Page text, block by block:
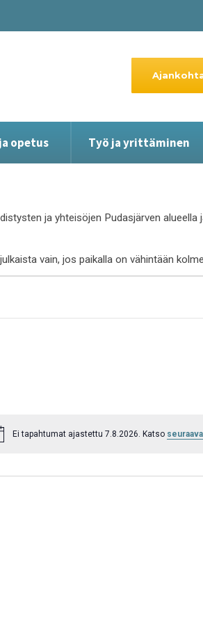
opetus Työ ja yrittäminen
ja yhteisöjen Pudasjärven
vain, jos paikalla on vähintään
Notice
Ei tapahtumat ajastettu 7.8.2026. Katso